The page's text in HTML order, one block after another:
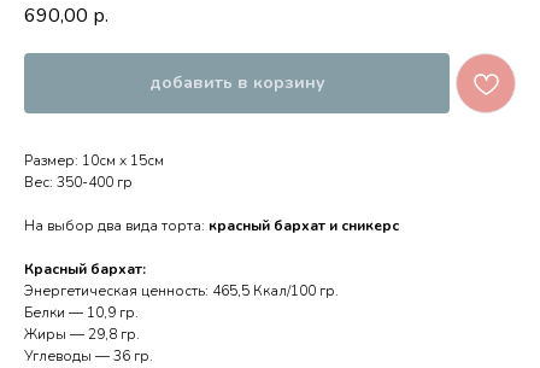
690,00 р.
добавить в корзину
Размер: 10см х 15см
Вес: 350-400 гр
На выбор два вида торта: красный бархат и сникерс
Красный бархат:
Энергетическая ценность: 465,5 Ккал/100 гр.
Белки — 10,9 гр.
Жиры — 29,8 гр.
Углеводы — 36 гр.